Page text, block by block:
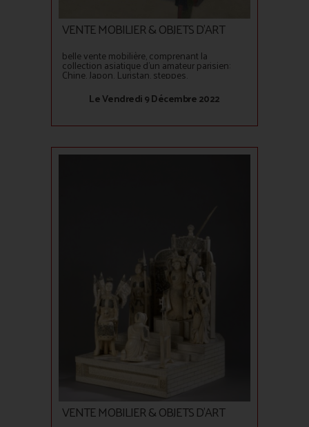
VENTE MOBILIER & OBJETS D'ART
belle vente mobilière, comprenant la
collection asiatique d'un amateur parisien:
Chine, Japon, Luristan, steppes.
Le Vendredi 9 Décembre 2022
VENTE MOBILIER & OBJETS D'ART